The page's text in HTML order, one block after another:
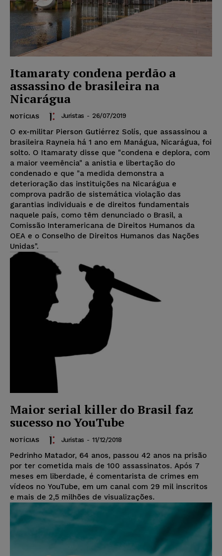
Itamaraty condena perdão a
assassino de brasileira na
Nicarágua
NOTÍCIAS Juristas - 26/07/2019
O ex-militar Pierson Gutiérrez Solís, que assassinou a
brasileira Rayneia há 1 ano em Manágua, Nicarágua, foi
solto. O Itamaraty disse que "condena e deplora, com
a maior veemência" a anistia e libertação do
condenado e que "a medida demonstra a
deterioração das instituições na Nicarágua e
comprova padrão de sistemática violação das
garantias individuais e de direitos fundamentais
naquele país, como têm denunciado o Brasil, a
Comissão Interamericana de Direitos Humanos da
OEA e o Conselho de Direitos Humanos das Nações
Unidas".
Maior serial killer do Brasil faz
sucesso no YouTube
NOTÍCIAS Juristas - 11/12/2018
Pedrinho Matador, 64 anos, passou 42 anos na prisão
por ter cometida mais de 100 assassinatos. Após 7
meses em liberdade, é comentarista de crimes em
vídeos no YouTube, em um canal com 29 mil inscritos
e mais de 2,5 milhões de visualizações.